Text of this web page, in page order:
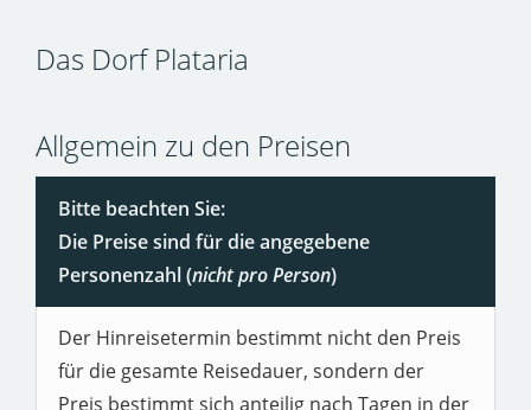
Das Dorf Plataria
Allgemein zu den Preisen
Bitte beachten Sie:
Die Preise sind für die angegebene
Personenzahl (nicht pro Person)
Der Hinreisetermin bestimmt nicht den Preis
für die gesamte Reisedauer, sondern der
Preis bestimmt sich anteilig nach Tagen in der